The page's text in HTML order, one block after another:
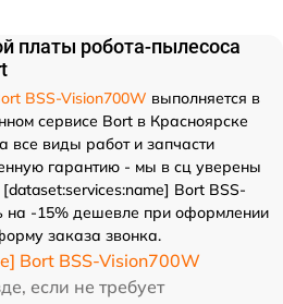
платы робота-пылесоса
BSS-Vision700W выполняется в
сервисе Bort в Красноярске
все виды работ и запчасти
гарантию - мы в сц уверены
Bort BSS-
на -15% дешевле при оформлении
заказа звонка.
Bort BSS-Vision700W
если не требует